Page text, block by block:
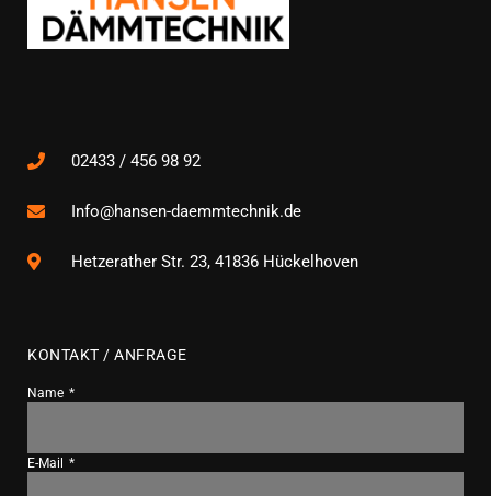
02433 / 456 98 92
Info@hansen-daemmtechnik.de
Hetzerather Str. 23, 41836 Hückelhoven
KONTAKT / ANFRAGE
Name
E-Mail